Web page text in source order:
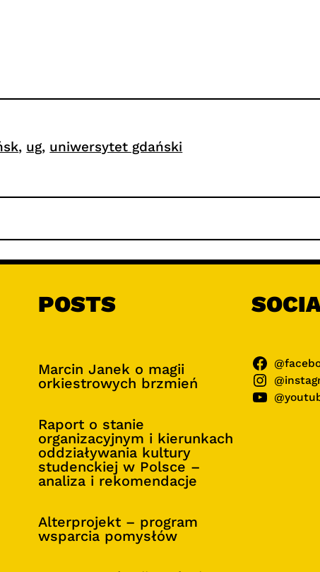
, ug, uniwersytet gdański
POSTS
Marcin Janek o magii
orkiestrowych brzmień
Raport o stanie
organizacyjnym i kierunkach
oddziaływania kultury
studenckiej w Polsce –
analiza i rekomendacje
Alterprojekt – program
wsparcia pomysłów